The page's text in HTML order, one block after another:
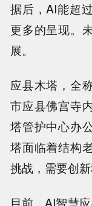
据后，AI能超
更多的呈现。
展。
应县木塔，全
市应县佛宫寺
塔管护中心办
塔面临着结构
挑战，需要创新
目前，AI智慧